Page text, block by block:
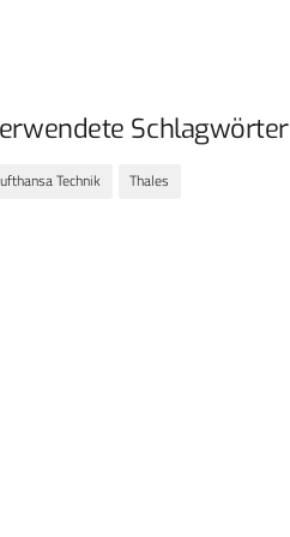
Schlagwörter
Technik Thales